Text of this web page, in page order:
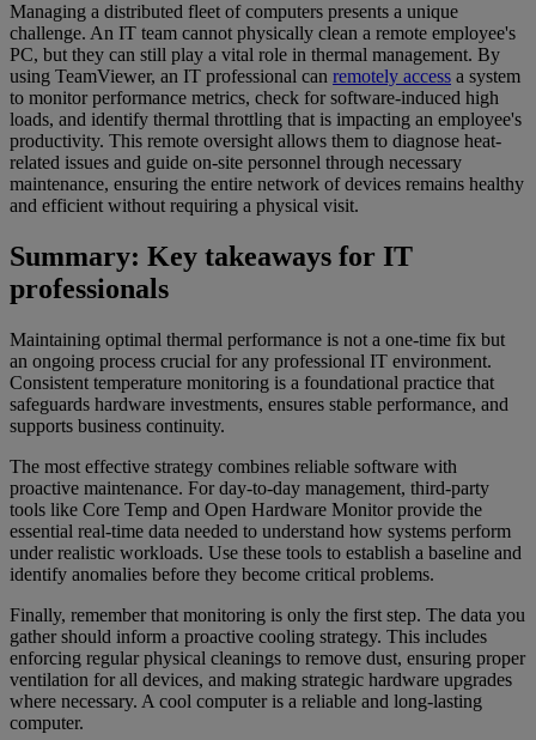
Managing a distributed fleet of computers presents a unique
challenge. An IT team cannot physically clean a remote employee's
PC, but they can still play a vital role in thermal management. By
using TeamViewer, an IT professional can remotely access a system
to monitor performance metrics, check for software-induced high
loads, and identify thermal throttling that is impacting an employee's
productivity. This remote oversight allows them to diagnose heat-
related issues and guide on-site personnel through necessary
maintenance, ensuring the entire network of devices remains healthy
and efficient without requiring a physical visit.
Summary: Key takeaways for IT
professionals
Maintaining optimal thermal performance is not a one-time fix but
an ongoing process crucial for any professional IT environment.
Consistent temperature monitoring is a foundational practice that
safeguards hardware investments, ensures stable performance, and
supports business continuity.
The most effective strategy combines reliable software with
proactive maintenance. For day-to-day management, third-party
tools like Core Temp and Open Hardware Monitor provide the
essential real-time data needed to understand how systems perform
under realistic workloads. Use these tools to establish a baseline and
identify anomalies before they become critical problems.
Finally, remember that monitoring is only the first step. The data you
gather should inform a proactive cooling strategy. This includes
enforcing regular physical cleanings to remove dust, ensuring proper
ventilation for all devices, and making strategic hardware upgrades
where necessary. A cool computer is a reliable and long-lasting
computer.